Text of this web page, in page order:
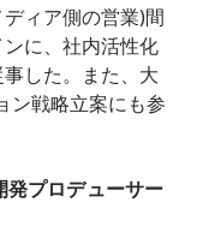
ィア側の営業)間
に、社内活性化
した。また、大
ン戦略立案にも参
発プロデューサー